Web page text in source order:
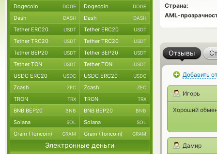
Страна:
AML-
Отзывы
Добавить
Игорь
Хороший
Дамир
Dogecoin DOGE Dogecoin DOGE
Dash DASH Dash DASH
Tether ERC20 USDT Tether ERC20 USDT
Tether TRC20 USDT Tether TRC20 USDT
Tether BEP20 USDT Tether BEP20 USDT
Tether TON USDT Tether TON USDT
USDC ERC20 USDC USDC ERC20 USDC
Zcash ZEC Zcash ZEC
TRON TRX TRON TRX
BNB BEP20 BNB BNB BEP20 BNB
Solana SOL Solana SOL
Gram (Toncoin) GRAM Gram (Toncoin) GRAM
Электронные деньги